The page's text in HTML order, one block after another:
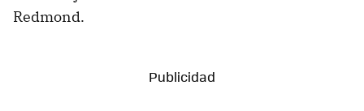
Redmond.